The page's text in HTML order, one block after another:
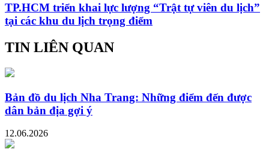
TP.HCM triển khai lực lượng “Trật tự viên du lịch”
tại các khu du lịch trọng điểm
TIN LIÊN QUAN
Bản đồ du lịch Nha Trang: Những điểm đến được
dân bản địa gợi ý
12.06.2026